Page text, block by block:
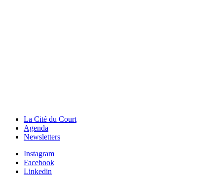
La Cité du Court
Agenda
Newsletters
Instagram
Facebook
Linkedin